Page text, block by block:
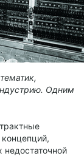
Одним
недостаточной